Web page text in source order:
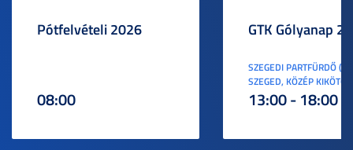
Pótfelvételi 2026
08:00
GTK Gólyanap
SZEGEDI PARTFÜRDŐ
SZEGED, KÖZÉP KIKÖTŐ
13:00 - 18:00